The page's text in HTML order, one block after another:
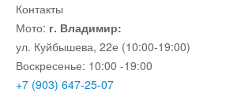
Контакты
Мото: г. Владимир:
ул. Куйбышева, 22е (10:00-19:00)
Воскресенье: 10:00 -19:00
+7 (903) 647-25-07